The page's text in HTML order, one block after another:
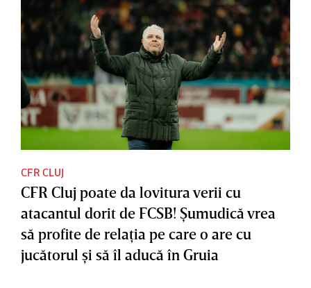
CFR CLUJ
CFR Cluj poate da lovitura verii cu
atacantul dorit de FCSB! Şumudică vrea
să profite de relaţia pe care o are cu
jucătorul şi să îl aducă în Gruia